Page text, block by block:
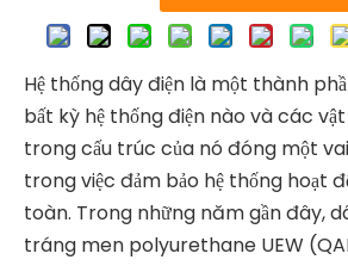
Hệ thống dây điện là một thành
bất kỳ hệ thống điện nào và các
trong cấu trúc của nó đóng một
trong việc đảm bảo hệ thống hoạt
toàn. Trong những năm gần đây,
tráng men polyurethane UEW